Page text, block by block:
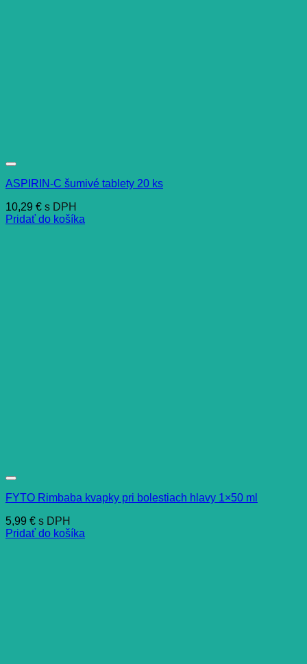
ASPIRIN-C šumivé tablety 20 ks
10,29 € s DPH
Pridať do košíka
FYTO Rimbaba kvapky pri bolestiach hlavy 1×50 ml
5,99 € s DPH
Pridať do košíka